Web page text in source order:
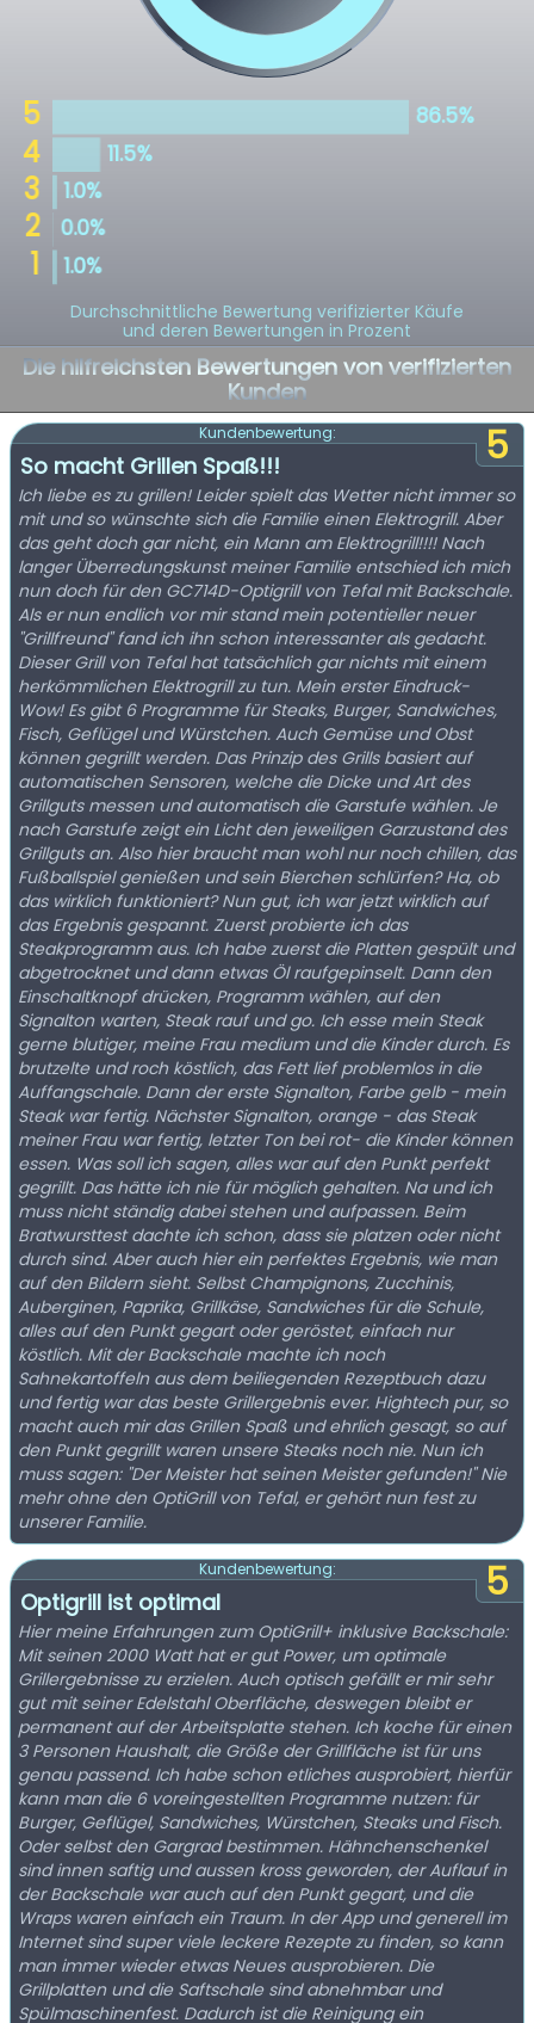
Durchschnittliche Bewertung verifizierter Käufe
und deren Bewertungen in Prozent
Die hilfreichsten Bewertungen von verifizierten
Kunden
5
Kundenbewertung:
So macht Grillen Spaß!!!
Ich liebe es zu grillen! Leider spielt das Wetter nicht immer so
mit und so wünschte sich die Familie einen Elektrogrill. Aber
das geht doch gar nicht, ein Mann am Elektrogrill!!!! Nach
langer Überredungskunst meiner Familie entschied ich mich
nun doch für den GC714D-Optigrill von Tefal mit Backschale.
Als er nun endlich vor mir stand mein potentieller neuer
"Grillfreund" fand ich ihn schon interessanter als gedacht.
Dieser Grill von Tefal hat tatsächlich gar nichts mit einem
herkömmlichen Elektrogrill zu tun. Mein erster Eindruck-
Wow! Es gibt 6 Programme für Steaks, Burger, Sandwiches,
Fisch, Geflügel und Würstchen. Auch Gemüse und Obst
können gegrillt werden. Das Prinzip des Grills basiert auf
automatischen Sensoren, welche die Dicke und Art des
Grillguts messen und automatisch die Garstufe wählen. Je
nach Garstufe zeigt ein Licht den jeweiligen Garzustand des
Grillguts an. Also hier braucht man wohl nur noch chillen, das
Fußballspiel genießen und sein Bierchen schlürfen? Ha, ob
das wirklich funktioniert? Nun gut, ich war jetzt wirklich auf
das Ergebnis gespannt. Zuerst probierte ich das
Steakprogramm aus. Ich habe zuerst die Platten gespült und
abgetrocknet und dann etwas Öl raufgepinselt. Dann den
Einschaltknopf drücken, Programm wählen, auf den
Signalton warten, Steak rauf und go. Ich esse mein Steak
gerne blutiger, meine Frau medium und die Kinder durch. Es
brutzelte und roch köstlich, das Fett lief problemlos in die
Auffangschale. Dann der erste Signalton, Farbe gelb - mein
Steak war fertig. Nächster Signalton, orange - das Steak
meiner Frau war fertig, letzter Ton bei rot- die Kinder können
essen. Was soll ich sagen, alles war auf den Punkt perfekt
gegrillt. Das hätte ich nie für möglich gehalten. Na und ich
muss nicht ständig dabei stehen und aufpassen. Beim
Bratwursttest dachte ich schon, dass sie platzen oder nicht
durch sind. Aber auch hier ein perfektes Ergebnis, wie man
auf den Bildern sieht. Selbst Champignons, Zucchinis,
Auberginen, Paprika, Grillkäse, Sandwiches für die Schule,
alles auf den Punkt gegart oder geröstet, einfach nur
köstlich. Mit der Backschale machte ich noch
Sahnekartoffeln aus dem beiliegenden Rezeptbuch dazu
und fertig war das beste Grillergebnis ever. Hightech pur, so
macht auch mir das Grillen Spaß und ehrlich gesagt, so auf
den Punkt gegrillt waren unsere Steaks noch nie. Nun ich
muss sagen: "Der Meister hat seinen Meister gefunden!" Nie
mehr ohne den OptiGrill von Tefal, er gehört nun fest zu
unserer Familie.
5
Kundenbewertung:
Optigrill ist optimal
Hier meine Erfahrungen zum OptiGrill+ inklusive Backschale:
Mit seinen 2000 Watt hat er gut Power, um optimale
Grillergebnisse zu erzielen. Auch optisch gefällt er mir sehr
gut mit seiner Edelstahl Oberfläche, deswegen bleibt er
permanent auf der Arbeitsplatte stehen. Ich koche für einen
3 Personen Haushalt, die Größe der Grillfläche ist für uns
genau passend. Ich habe schon etliches ausprobiert, hierfür
kann man die 6 voreingestellten Programme nutzen: für
Burger, Geflügel, Sandwiches, Würstchen, Steaks und Fisch.
Oder selbst den Gargrad bestimmen. Hähnchenschenkel
sind innen saftig und aussen kross geworden, der Auflauf in
der Backschale war auch auf den Punkt gegart, und die
Wraps waren einfach ein Traum. In der App und generell im
Internet sind super viele leckere Rezepte zu finden, so kann
man immer wieder etwas Neues ausprobieren. Die
Grillplatten und die Saftschale sind abnehmbar und
Spülmaschinenfest. Dadurch ist die Reinigung ein